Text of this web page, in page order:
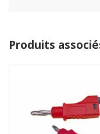
Produits